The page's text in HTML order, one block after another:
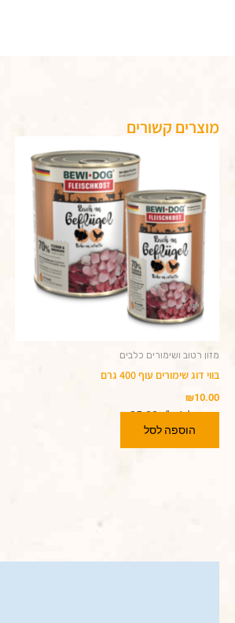
מוצרים קשורים
מזון רטוב ושימורים כלבים
בווי דוג שימורים עוף 400 גרם
₪10.00
מחיר ל-1 ק"ג: ₪25.00
הוספה לסל